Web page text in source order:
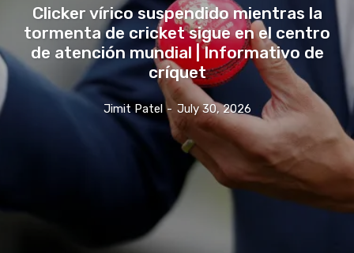
Clicker vírico suspendido mientras la
tormenta de cricket sigue en el centro
de atención mundial | Informativo de
críquet
Jimit Patel - July 30, 2026